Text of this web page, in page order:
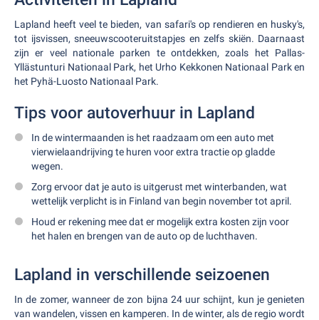
Lapland heeft veel te bieden, van safari's op rendieren en husky's,
tot ijsvissen, sneeuwscooteruitstapjes en zelfs skiën. Daarnaast
zijn er veel nationale parken te ontdekken, zoals het Pallas-
Yllästunturi Nationaal Park, het Urho Kekkonen Nationaal Park en
het Pyhä-Luosto Nationaal Park.
Tips voor autoverhuur in Lapland
In de wintermaanden is het raadzaam om een auto met
vierwielaandrijving te huren voor extra tractie op gladde
wegen.
Zorg ervoor dat je auto is uitgerust met winterbanden, wat
wettelijk verplicht is in Finland van begin november tot april.
Houd er rekening mee dat er mogelijk extra kosten zijn voor
het halen en brengen van de auto op de luchthaven.
Lapland in verschillende seizoenen
In de zomer, wanneer de zon bijna 24 uur schijnt, kun je genieten
van wandelen, vissen en kamperen. In de winter, als de regio wordt